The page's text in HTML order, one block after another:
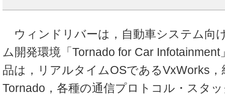
ウィンドリバーは，自動車システム向
ム開発環境「Tornado for Car
品は，リアルタイムOSであるVxWorks，
Tornado，各種の通信プロトコル・スタ